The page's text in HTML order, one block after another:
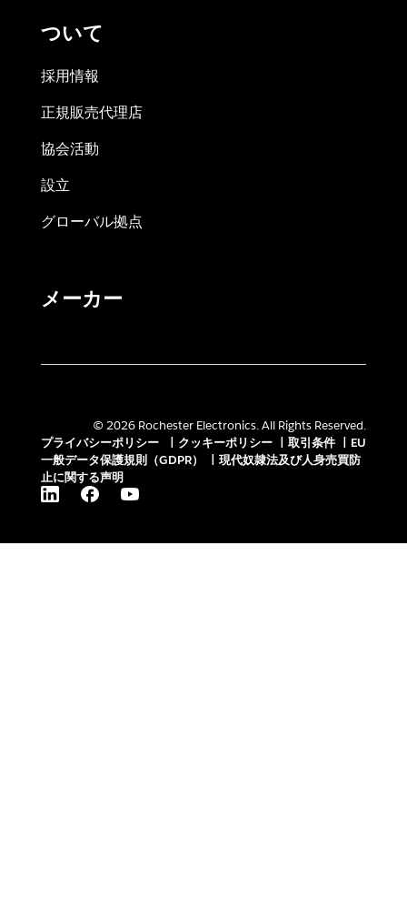
ついて
採用情報
正規販売代理店
協会活動
設立
グローバル拠点
メーカー
© 2026 Rochester Electronics. All Rights Reserved.
プライバシーポリシー
クッキーポリシー 取引条件
EU
一般データ保護規則（GDPR）
現代奴隷法及び人身売買防
止に関する声明